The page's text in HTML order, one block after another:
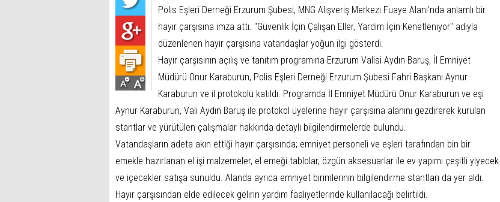
Polis Eşleri Derneği Erzurum Şubesi, MNG Alışveriş Merkezi Fuaye Alanı’nda anlamlı bir
hayır çarşısına imza attı. "Güvenlik İçin Çalışan Eller, Yardım İçin Kenetleniyor" adıyla
düzenlenen hayır çarşısına vatandaşlar yoğun ilgi gösterdi.
Hayır çarşısının açılış ve tanıtım programına Erzurum Valisi Aydın Baruş, İl Emniyet
Müdürü Onur Karaburun, Polis Eşleri Derneği Erzurum Şubesi Fahri Başkanı Aynur
Karaburun ve il protokolü katıldı. Programda İl Emniyet Müdürü Onur Karaburun ve eşi
Aynur Karaburun, Vali Aydın Baruş ile protokol üyelerine hayır çarşısına alanını gezdirerek kurulan
stantlar ve yürütülen çalışmalar hakkında detaylı bilgilendirmelerde bulundu.
Vatandaşların adeta akın ettiği hayır çarşısında; emniyet personeli ve eşleri tarafından bin bir
emekle hazırlanan el işi malzemeler, el emeği tablolar, özgün aksesuarlar ile ev yapımı çeşitli yiyecek
ve içecekler satışa sunuldu. Alanda ayrıca emniyet birimlerinin bilgilendirme stantları da yer aldı.
Hayır çarşısından elde edilecek gelirin yardım faaliyetlerinde kullanılacağı belirtildi.